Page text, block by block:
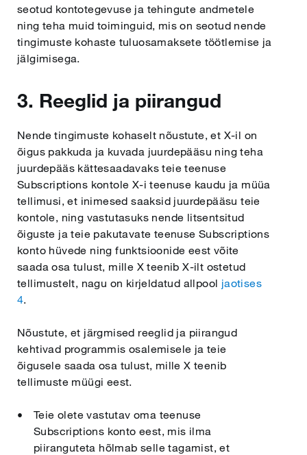
seotud kontotegevuse ja tehingute andmetele
ning teha muid toiminguid, mis on seotud nende
tingimuste kohaste tuluosamaksete töötlemise ja
jälgimisega.
3. Reeglid ja piirangud
Nende tingimuste kohaselt nõustute, et X-il on
õigus pakkuda ja kuvada juurdepääsu ning teha
juurdepääs kättesaadavaks teie teenuse
Subscriptions kontole X-i teenuse kaudu ja müüa
tellimusi, et inimesed saaksid juurdepääsu teie
kontole, ning vastutasuks nende litsentsitud
õiguste ja teie pakutavate teenuse Subscriptions
konto hüvede ning funktsioonide eest võite
saada osa tulust, mille X teenib X-ilt ostetud
tellimustelt, nagu on kirjeldatud allpool jaotises
4.
Nõustute, et järgmised reeglid ja piirangud
kehtivad programmis osalemisele ja teie
õigusele saada osa tulust, mille X teenib
tellimuste müügi eest.
Teie olete vastutav oma teenuse
Subscriptions konto eest, mis ilma
piiranguteta hõlmab selle tagamist, et